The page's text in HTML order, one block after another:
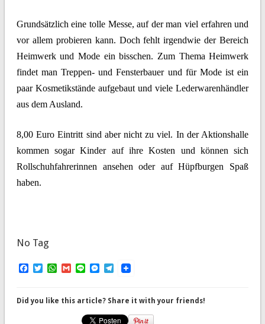
Grundsätzlich eine tolle Messe, auf der man viel erfahren und
vor allem probieren kann. Doch fehlt irgendwie der Bereich
Heimwerk und Mode ein bisschen. Zum Thema Heimwerk
findet man Treppen- und Fensterbauer und für Mode ist ein
paar Kosmetikstände aufgebaut und viele Lederwarenhändler
aus dem Ausland.
8,00 Euro Eintritt sind aber nicht zu viel. In der Aktionshalle
kommen sogar Kinder auf ihre Kosten und können sich
Rollschuhfahrerinnen ansehen oder auf Hüpfburgen Spaß
haben.
No Tag
Facebook
TwitterWhatsApp
Gmail
LineMessenger
Telegram
Did you like this article? Share it with your friends!